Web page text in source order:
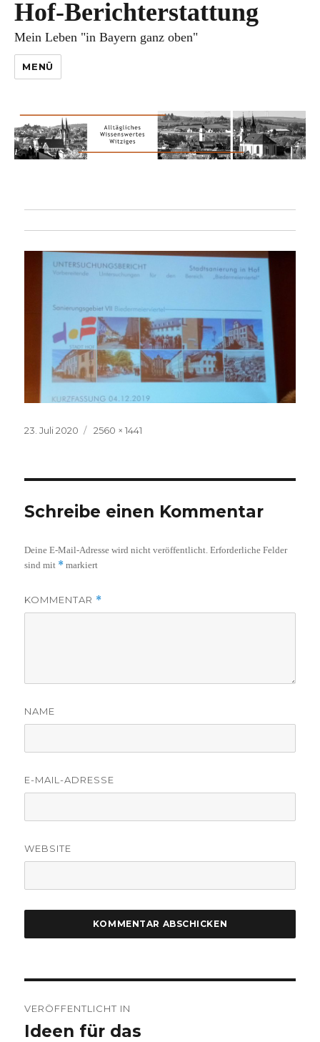
Hof-Berichterstattung
Mein Leben "in Bayern ganz oben"
MENÜ
Veröffentlicht
23. Juli 2020
Volle
2560 × 1441
Schreibe einen Kommentar
Deine E-Mail-Adresse wird nicht veröffentlicht. Erforderliche Felder
sind mit * markiert
KOMMENTAR *
NAME
E-MAIL-ADRESSE
WEBSITE
VERÖFFENTLICHT IN
Ideen für das